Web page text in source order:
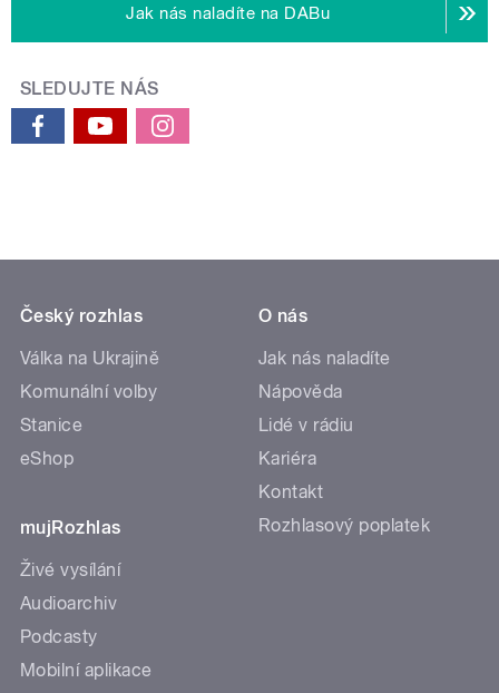
Jak nás naladíte na DABu
SLEDUJTE NÁS
Český rozhlas
Válka na Ukrajině
Komunální volby
Stanice
eShop
mujRozhlas
Živé vysílání
Audioarchiv
Podcasty
Mobilní aplikace
O nás
Jak nás naladíte
Nápověda
Lidé v rádiu
Kariéra
Kontakt
Rozhlasový poplatek